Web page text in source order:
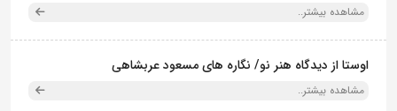
مشاهده بیشتر..
اوستا از دیدگاه هنر نو/ نگاره های مسعود عربشاهی
مشاهده بیشتر..